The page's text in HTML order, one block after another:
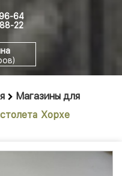
64
22
Магазины для
Хорхе